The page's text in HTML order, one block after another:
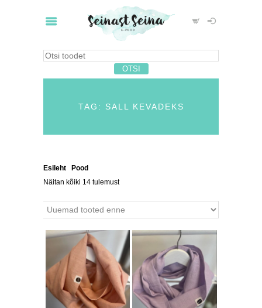
TAG: SALL KEVADEKS
Esileht Pood
Näitan kõiki 14 tulemust